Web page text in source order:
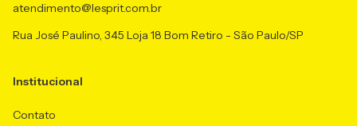
atendimento@lesprit.com.br
Rua José Paulino, 345 Loja 18 Bom Retiro - São Paulo/SP
Institucional
Contato